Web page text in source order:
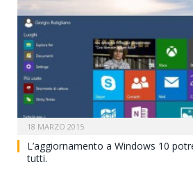
18 MARZO 2015
L’aggiornamento a Windows 10
tutti.